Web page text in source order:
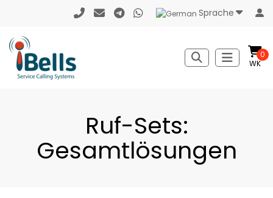
Sprache
WK
0
Ruf-Sets:
Gesamtlösungen